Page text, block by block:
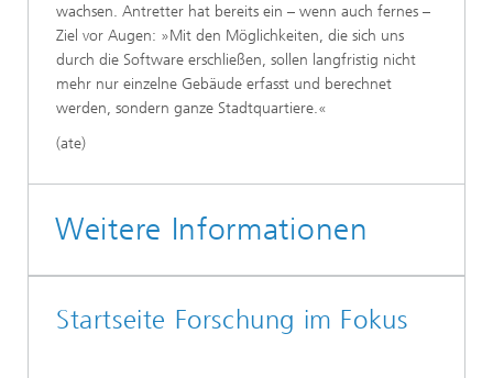
wachsen. Antretter hat bereits ein – wenn auch fernes –
Ziel vor Augen: »Mit den Möglichkeiten, die sich uns
durch die Software erschließen, sollen langfristig nicht
mehr nur einzelne Gebäude erfasst und berechnet
werden, sondern ganze Stadtquartiere.«
(ate)
Weitere Informationen
Startseite Forschung im Fokus